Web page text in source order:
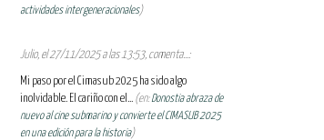
actividades intergeneracionales)
Julio, el 27/11/2025 a las 13:53, comenta...:
Mi paso por el Cimasub 2025 ha sido algo
inolvidable. El cariño con el... (en:Donostia abraza de
nuevo al cine submarino y convierte el CIMASUB 2025
en una edición para la historia)